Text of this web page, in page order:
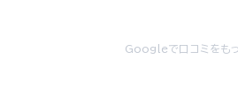
Googleで口コミをも